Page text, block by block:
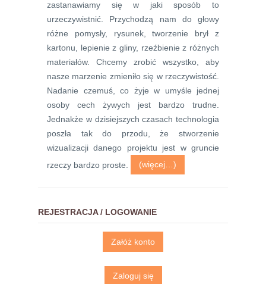
zastanawiamy się w jaki sposób to
urzeczywistnić. Przychodzą nam do głowy
różne pomysły, rysunek, tworzenie brył z
kartonu, lepienie z gliny, rzeźbienie z różnych
materiałów. Chcemy zrobić wszystko, aby
nasze marzenie zmieniło się w rzeczywistość.
Nadanie czemuś, co żyje w umyśle jednej
osoby cech żywych jest bardzo trudne.
Jednakże w dzisiejszych czasach technologia
poszła tak do przodu, że stworzenie
wizualizacji danego projektu jest w gruncie
rzeczy bardzo proste.
(więcej…)
REJESTRACJA / LOGOWANIE
Załóż konto
Zaloguj się